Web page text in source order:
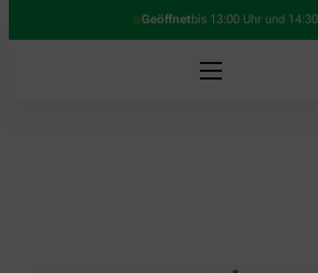
Geöffnetbis 13:00 Uhr und